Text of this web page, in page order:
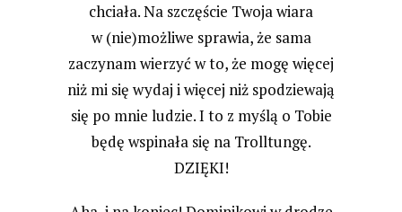
chciała. Na szczęście Twoja wiara
w (nie)możliwe sprawia, że sama
zaczynam wierzyć w to, że mogę więcej
niż mi się wydaj i więcej niż spodziewają
się po mnie ludzie. I to z myślą o Tobie
będę wspinała się na Trolltungę.
DZIĘKI!